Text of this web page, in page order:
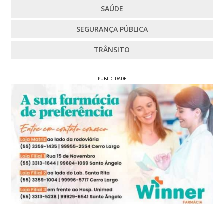
SAÚDE
SEGURANÇA PÚBLICA
TRÂNSITO
PUBLICIDADE